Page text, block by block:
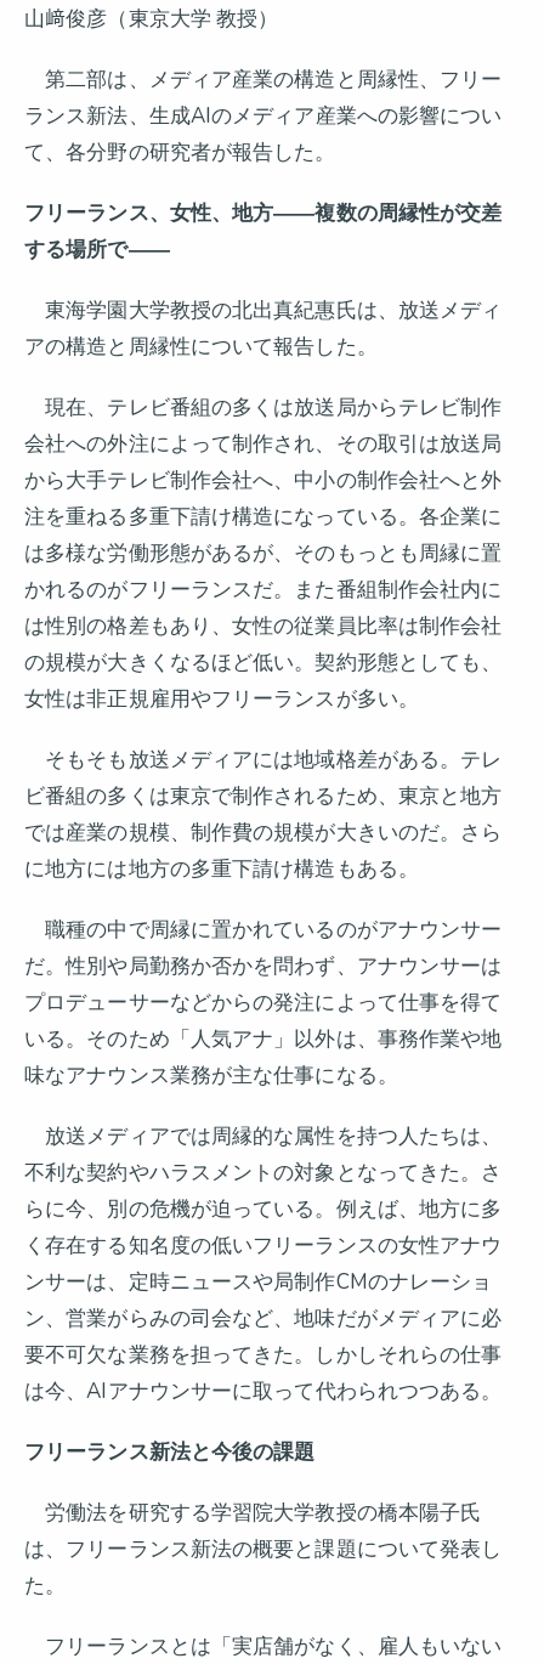
山﨑俊彦（東京大学 教授）
第二部は、メディア産業の構造と周縁性、フリー
ランス新法、生成AIのメディア産業への影響につい
て、各分野の研究者が報告した。
フリーランス、女性、地方――複数の周縁性が交差
する場所で――
東海学園大学教授の北出真紀惠氏は、放送メディ
アの構造と周縁性について報告した。
現在、テレビ番組の多くは放送局からテレビ制作
会社への外注によって制作され、その取引は放送局
から大手テレビ制作会社へ、中小の制作会社へと外
注を重ねる多重下請け構造になっている。各企業に
は多様な労働形態があるが、そのもっとも周縁に置
かれるのがフリーランスだ。また番組制作会社内に
は性別の格差もあり、女性の従業員比率は制作会社
の規模が大きくなるほど低い。契約形態としても、
女性は非正規雇用やフリーランスが多い。
そもそも放送メディアには地域格差がある。テレ
ビ番組の多くは東京で制作されるため、東京と地方
では産業の規模、制作費の規模が大きいのだ。さら
に地方には地方の多重下請け構造もある。
職種の中で周縁に置かれているのがアナウンサー
だ。性別や局勤務か否かを問わず、アナウンサーは
プロデューサーなどからの発注によって仕事を得て
いる。そのため「人気アナ」以外は、事務作業や地
味なアナウンス業務が主な仕事になる。
放送メディアでは周縁的な属性を持つ人たちは、
不利な契約やハラスメントの対象となってきた。さ
らに今、別の危機が迫っている。例えば、地方に多
く存在する知名度の低いフリーランスの女性アナウ
ンサーは、定時ニュースや局制作CMのナレーショ
ン、営業がらみの司会など、地味だがメディアに必
要不可欠な業務を担ってきた。しかしそれらの仕事
は今、AIアナウンサーに取って代わられつつある。
フリーランス新法と今後の課題
労働法を研究する学習院大学教授の橋本陽子氏
は、フリーランス新法の概要と課題について発表し
た。
フリーランスとは「実店舗がなく、雇人もいない